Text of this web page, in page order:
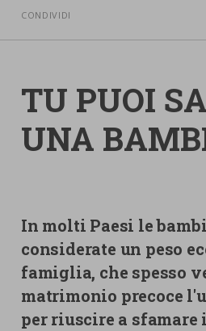
PARTECIPA
Ufficio Stampa
Centro studi
CERCA
Cookie di Analisi
Cookie di marketing
CONDIVIDI
TU PUOI
UNA
In molti Paesi le
considerate un peso
famiglia, che spesso
matrimonio precoce
per riuscire a